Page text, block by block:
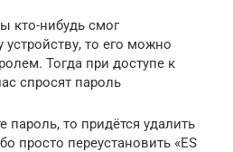
кто-нибудь смог
то его можно
Тогда при доступе к
спросят пароль
пароль, то придётся удалить
просто переустановить «ES